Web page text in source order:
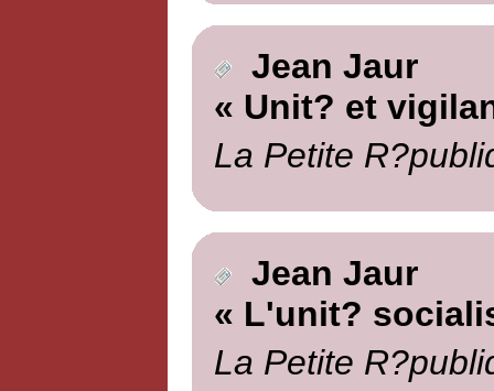
Jean Jaur
« Unit? et
La Petite
Jean Jaur
« L'unit?
La Petite